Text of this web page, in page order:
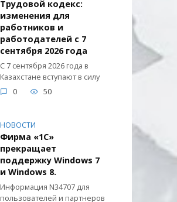
Трудовой кодекс:
изменения для
работников и
работодателей с 7
сентября 2026 года
С 7 сентября 2026 года в
Казахстане вступают в силу
0
50
НОВОСТИ
Фирма «1С»
прекращает
поддержку Windows 7
и Windows 8.
Информация N34707 для
пользователей и партнеров